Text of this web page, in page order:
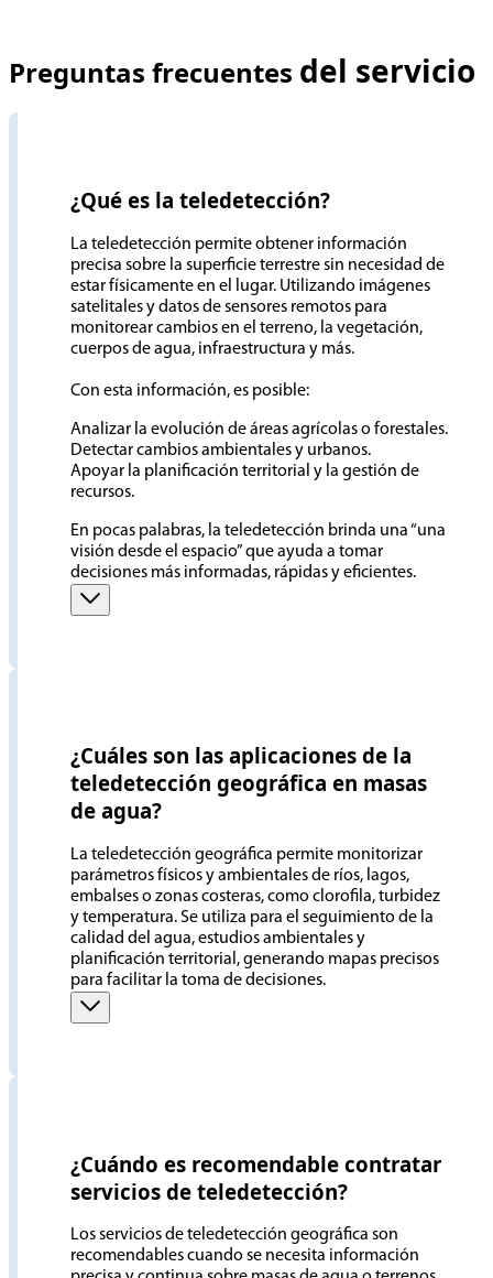
Preguntas frecuentes del servicio
¿Qué es la teledetección?
La teledetección permite obtener información
precisa sobre la superficie terrestre sin necesidad de
estar físicamente en el lugar. Utilizando imágenes
satelitales y datos de sensores remotos para
monitorear cambios en el terreno, la vegetación,
cuerpos de agua, infraestructura y más.
Con esta información, es posible:
Analizar la evolución de áreas agrícolas o forestales.
Detectar cambios ambientales y urbanos.
Apoyar la planificación territorial y la gestión de
recursos.
En pocas palabras, la teledetección brinda una “una
visión desde el espacio” que ayuda a tomar
decisiones más informadas, rápidas y eficientes.
¿Cuáles son las aplicaciones de la
teledetección geográfica en masas
de agua?
La teledetección geográfica permite monitorizar
parámetros físicos y ambientales de ríos, lagos,
embalses o zonas costeras, como clorofila, turbidez
y temperatura. Se utiliza para el seguimiento de la
calidad del agua, estudios ambientales y
planificación territorial, generando mapas precisos
para facilitar la toma de decisiones.
¿Cuándo es recomendable contratar
servicios de teledetección?
Los servicios de teledetección geográfica son
recomendables cuando se necesita información